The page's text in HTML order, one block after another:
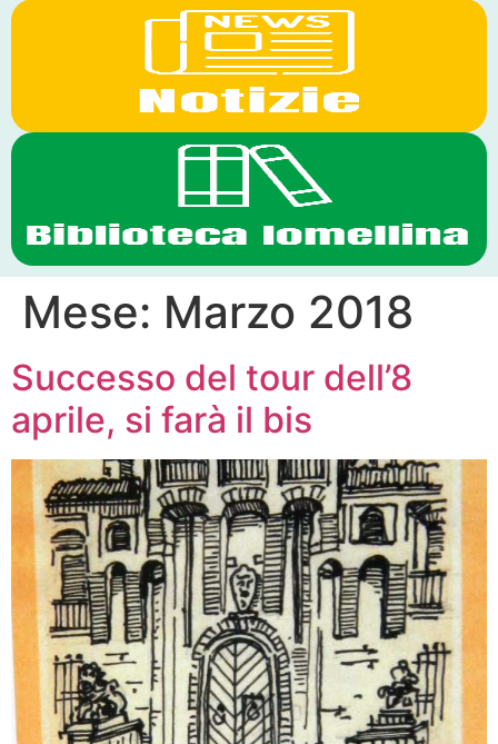
Mese: Marzo 2018
Successo del tour dell’8
aprile, si farà il bis